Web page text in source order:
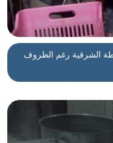
الشرقية رغم الظروف